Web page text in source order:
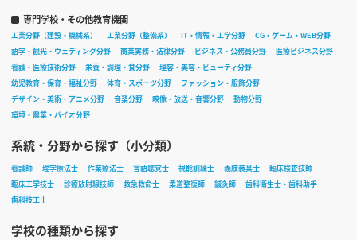
専門学校・その他教育機関
工業分野（建設・機械系） 工業分野（整備系） IT・情報・工学分野
CG・ゲーム・WEB分野
語学・観光・ウェディング分野
商業実務・法律分野 ビジネス・公務員分野
医療ビジネス分野
看護・医療技術分野
栄養・調理・食分野
理容・美容・ビューティ分野
幼児教育・保育・福祉分野
体育・スポーツ分野
ファッション・服飾分野
デザイン・美術・アニメ分野
音楽分野 映像・放送・音響分野
動物分野
環境・農業・バイオ分野
系統・分野から探す（小分類）
看護師 理学療法士 作業療法士 言語聴覚士 視能訓練士 義肢装具士
臨床検査技師
臨床工学技士
診療放射線技師 救急救命士 柔道整復師 鍼灸師
歯科衛生士・歯科助手
歯科技工士
学校の種類から探す